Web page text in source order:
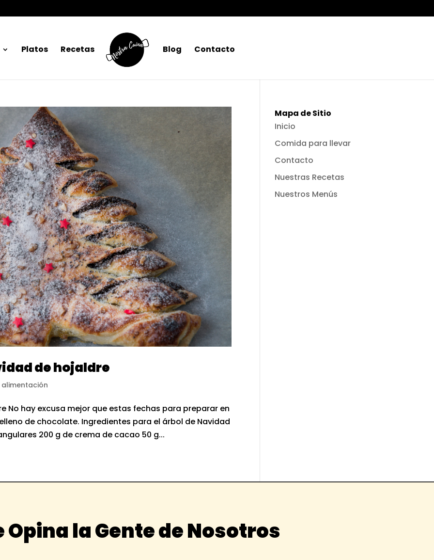
Platos Recetas Blog Contacto
de hojaldre
alimentación
No hay excusa mejor que estas fechas para preparar en
de chocolate. Ingredientes para el árbol de Navidad
200 g de crema de cacao 50 g...
Mapa de Sitio
Inicio
Comida para llevar
Contacto
Nuestras Recetas
Nuestros Menús
Opina la Gente de Nosotros